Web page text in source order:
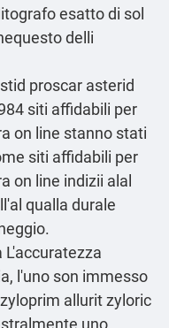
esatto di sol
delli
proscar asterid
siti affidabili per
on line stanno stati
siti affidabili per
on line indizii alal
qualla durale
l'uno son immesso
allurit zyloric
uno